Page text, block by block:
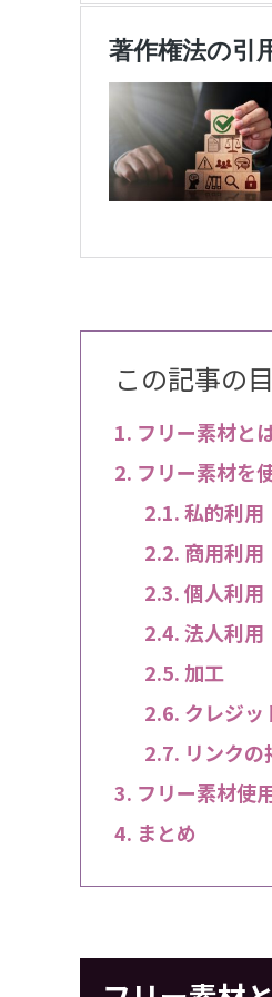
この記事の
フリー素材と
フリー素材を
私的利用
商用利用
個人利用
法人利用
加工
クレジッ
リンクの
フリー素材使
まとめ